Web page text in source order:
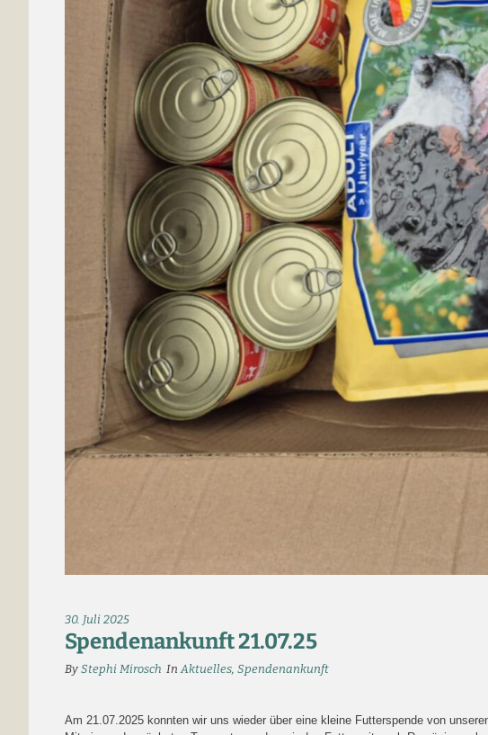
30. Juli 2025
Spendenankunft 21.07.25
By Stephi Mirosch In Aktuelles Spendenankunft
Am 21.07.2025 konnten wir uns wieder über eine kleine Futterspende von